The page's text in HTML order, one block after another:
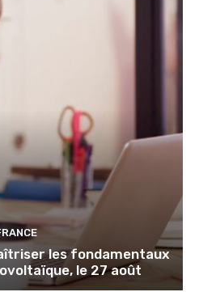
les fondamentaux
le 27 août